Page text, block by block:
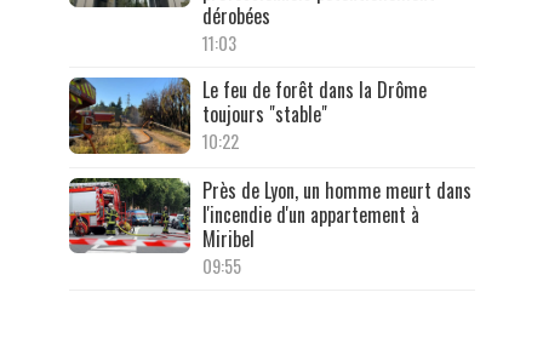
dérobées
11:03
Le feu de forêt dans la Drôme
toujours "stable"
10:22
Près de Lyon, un homme meurt dans
l'incendie d'un appartement à
Miribel
09:55